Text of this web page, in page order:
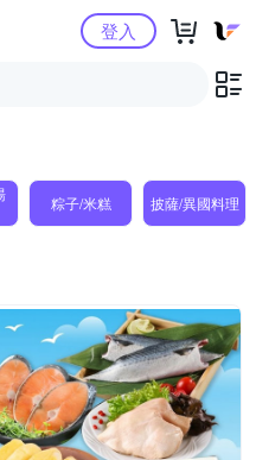
購物中心登入
粽子/米糕 披薩/異國料理